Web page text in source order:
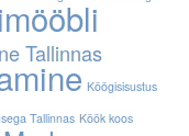
Tallinnas
Köögisisustus
Tallinnas Köök koos